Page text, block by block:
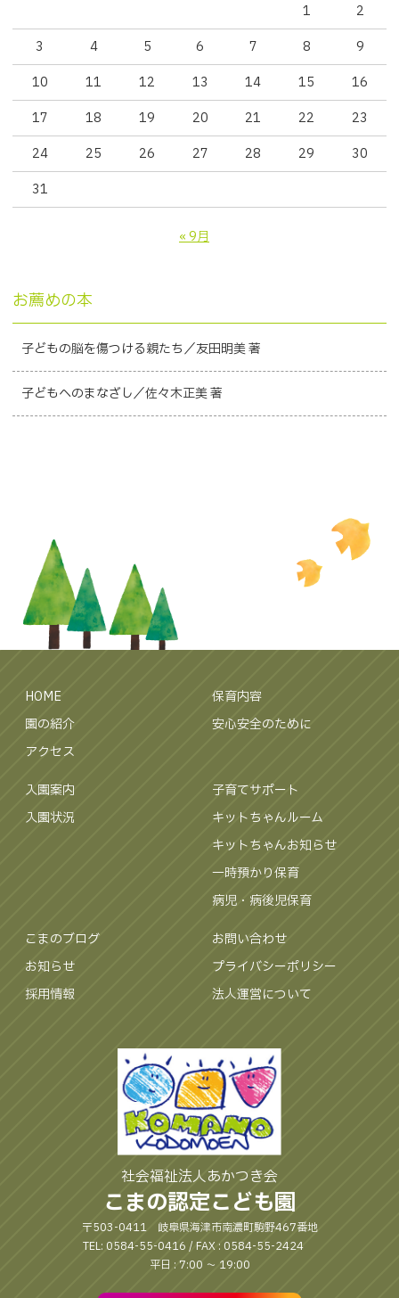
1
2
3
4 5 6 7 8
9
10
11 12 13 14 15
16
17
18 19 20 21 22
23
24
25 26 27 28 29
30
31
« 9月
お薦めの本
子どもの脳を傷つける親たち／友田明美 著
子どもへのまなざし／佐々木正美 著
HOME
園の紹介
アクセス
保育内容
安心安全のために
入園案内
入園状況
子育てサポート
キットちゃんルーム
キットちゃんお知らせ
一時預かり保育
病児・病後児保育
こまのブログ
お知らせ
採用情報
お問い合わせ
プライバシーポリシー
法人運営について
社会福祉法人あかつき会
こまの認定こども園
〒503-0411 岐阜県海津市南濃町駒野467番地
TEL: 0584-55-0416 / FAX : 0584-55-2424
平日 : 7:00 〜 19:00